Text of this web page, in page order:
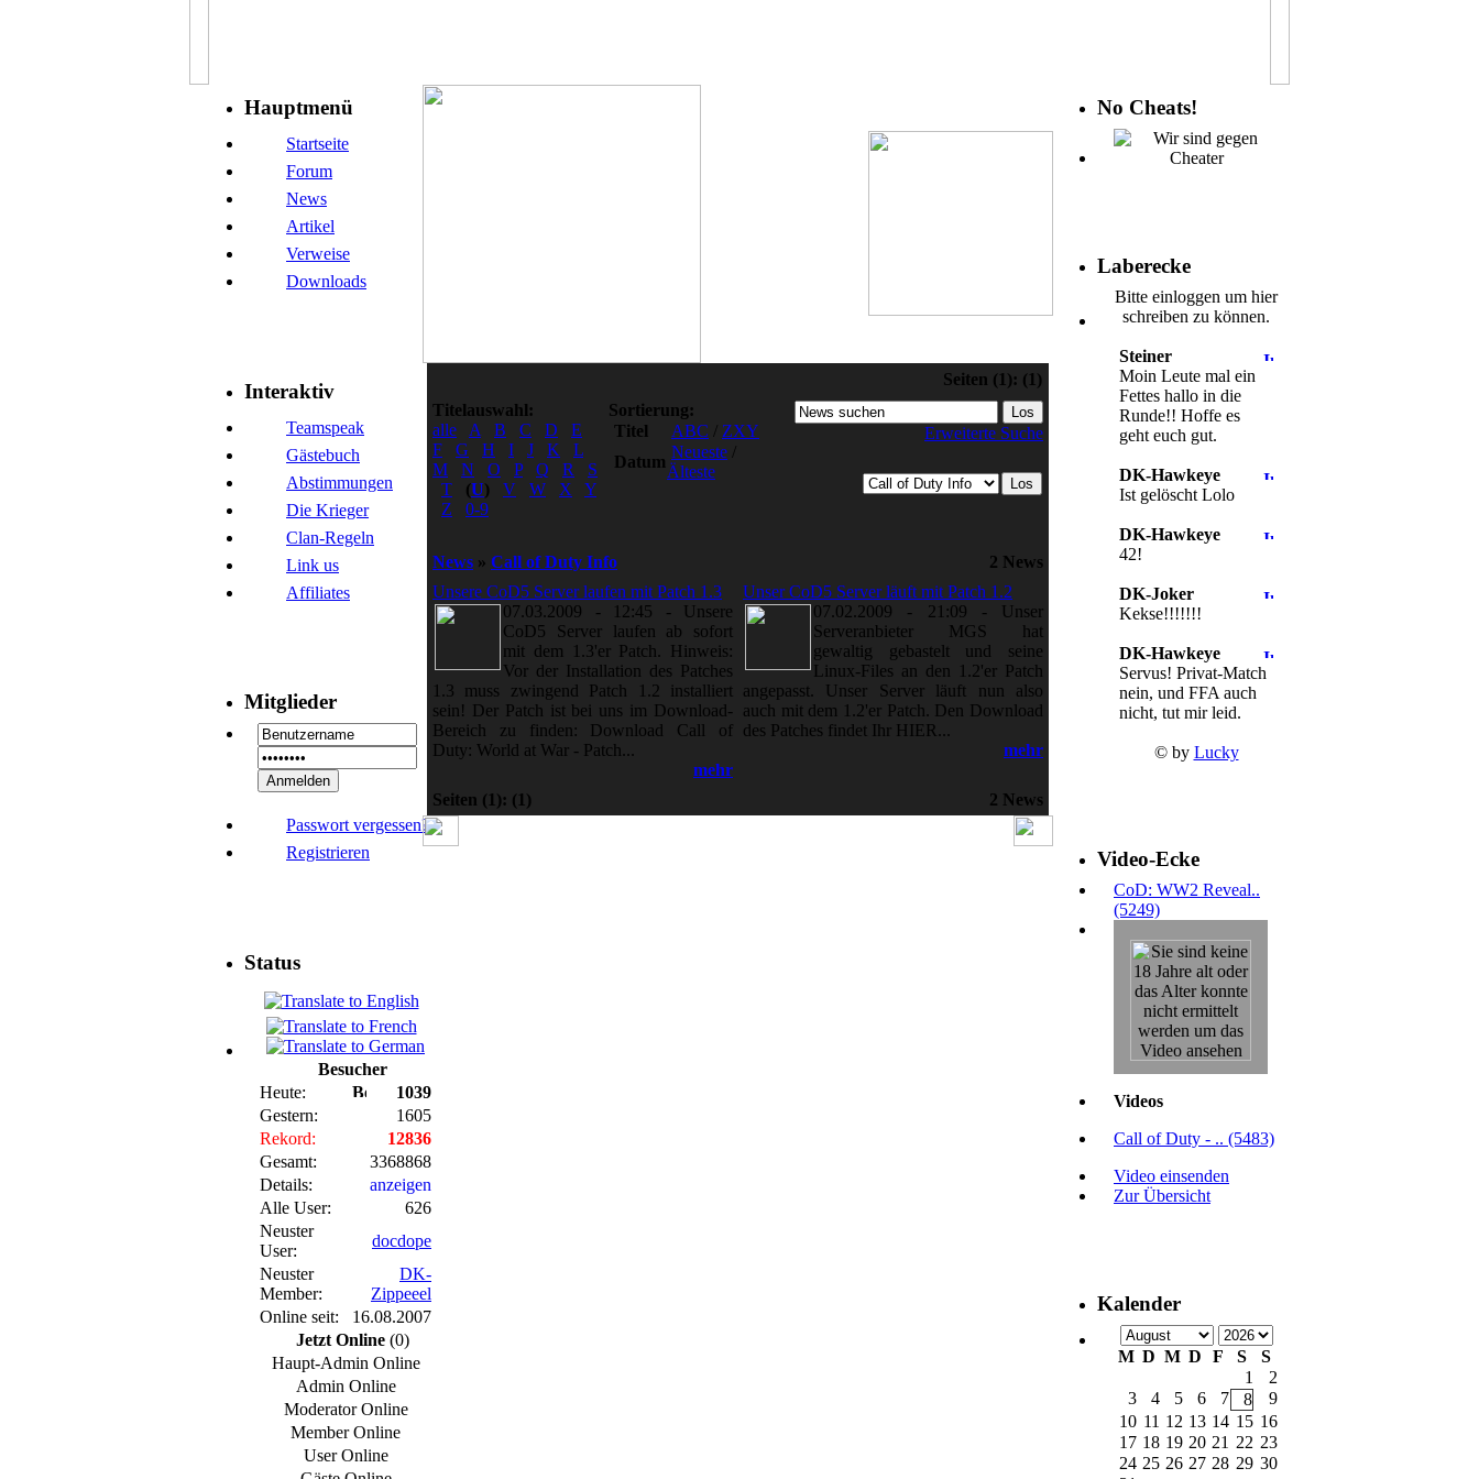
Hauptmenü
Startseite
Forum
News
Artikel
Verweise
Downloads
Interaktiv
Teamspeak
Gästebuch
Abstimmungen
Die Krieger
Clan-Regeln
Link us
Affiliates
Mitglieder
Passwort vergessen?
Registrieren
Status
Besucher
Heute:
1039
Gestern:
1605
Rekord:
12836
Gesamt:
3368868
Details:
anzeigen
Alle User:
626
Neuster
User:
docdope
Neuster
Member:
DK-
Zippeeel
Online seit:
16.08.2007
Jetzt Online (0)
Haupt-Admin Online
Admin Online
Moderator Online
Member Online
User Online
Seiten (1): (1)
Titelauswahl:
alle
A B C D
E
F
G H I J K
L
M
N O P Q R
S
T
(U) V W X
Y
Z
0-9
Sortierung:
Titel
ABC / ZXY
Datum
Neueste /
Älteste
Erweiterte Suche
News » Call of Duty Info
2 News
Unsere CoD5 Server laufen mit Patch 1.3
07.03.2009 - 12:45 - Unsere
CoD5 Server laufen ab sofort
mit dem 1.3'er Patch. Hinweis:
Vor der Installation des Patches
1.3 muss zwingend Patch 1.2 installiert
sein! Der Patch ist bei uns im Download-
Bereich zu finden: Download Call of
Duty: World at War - Patch...
mehr
Unser CoD5 Server läuft mit Patch 1.2
07.02.2009 - 21:09 - Unser
Serveranbieter MGS hat
gewaltig gebastelt und seine
Linux-Files an den 1.2'er Patch
angepasst. Unser Server läuft nun also
auch mit dem 1.2'er Patch. Den Download
des Patches findet Ihr HIER...
mehr
Seiten (1): (1) 2 News
No Cheats!
Laberecke
Bitte einloggen um hier
schreiben zu können.
Steiner
Moin Leute mal ein
Fettes hallo in die
Runde!! Hoffe es
geht euch gut.
DK-Hawkeye
Ist gelöscht Lolo
DK-Hawkeye
42!
DK-Joker
Kekse!!!!!!!
DK-Hawkeye
Servus! Privat-Match
nein, und FFA auch
nicht, tut mir leid.
© by Lucky
Video-Ecke
CoD: WW2 Reveal..
(5249)
Videos
Call of Duty - .. (5483)
Video einsenden
Zur Übersicht
Kalender
M D M D F S
S
1
2
3
4 5 6 7 8
9
10 11 12 13 14 15 16
17 18 19 20 21 22 23
24 25 26 27 28 29 30